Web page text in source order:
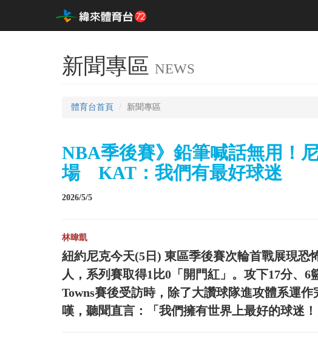
新聞專區 NEWS
體育台首頁 新聞專區
NBA季後賽》鉛筆喊話無用！
場 KAT：我們有最好球迷
2026/5/5
林暐凱
紐約尼克今天(5日) 東區季後賽次輪首戰展現恐
人，系列賽取得1比0「開門紅」。攻下17分、
Towns賽後受訪時，除了大讚球隊進攻體系運
嘆，聽聞直言：「我們擁有世界上最好的球迷！